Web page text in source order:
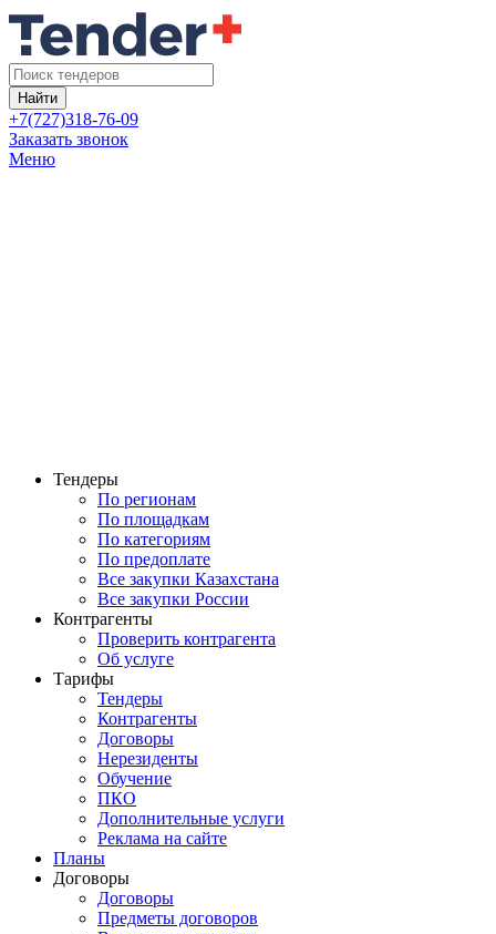
Найти
+7(727)318-76-09
Заказать звонок
Меню
Тендеры
По регионам
По площадкам
По категориям
По предоплате
Все закупки Казахстана
Все закупки России
Контрагенты
Проверить контрагента
Об услуге
Тарифы
Тендеры
Контрагенты
Договоры
Нерезиденты
Обучение
ПКО
Дополнительные услуги
Реклама на сайте
Планы
Договоры
Договоры
Предметы договоров